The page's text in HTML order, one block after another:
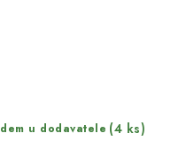
u dodavatele (4 ks)